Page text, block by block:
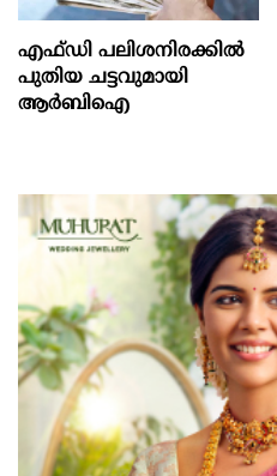
എഫ്‍ഡി പലിശനിരക്കിൽ
പുതിയ ചട്ടവുമായി
ആർബിഐ